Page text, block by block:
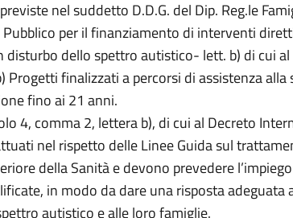
nel suddetto D.D.G. del Dip. Reg.le
Pubblico per il finanziamento di interventi
disturbo dello spettro autistico- lett. b) di cui
Progetti finalizzati a percorsi di assistenza alla
fino ai 21 anni.
4, comma 2, lettera b), di cui al Decreto
nel rispetto delle Linee Guida sul
della Sanità e devono prevedere
in modo da dare una risposta adeguata
autistico e alle loro famiglie.